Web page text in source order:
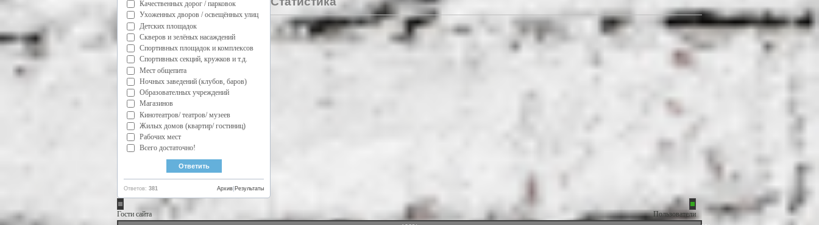
Качественных дорог / парковок
Ухоженных дворов / освещённых улиц
Детских площадок
Скверов и зелёных насаждений
Спортивных площадок и комплексов
Спортивных секций, кружков и т.д.
Мест общепита
Ночных заведений (клубов, баров)
Образователных учреждений
Магазинов
Кинотеатров/ театров/ музеев
Жилых домов (квартир/ гостиниц)
Рабочих мест
Всего достаточно!
Ответов: 381 Результаты
Архив
Гости сайта
Пользователи